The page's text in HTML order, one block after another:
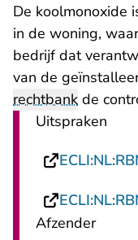
De koolmonoxide
in de woning,
bedrijf dat
van de
rechtbank de
Uitspraken
Afzender